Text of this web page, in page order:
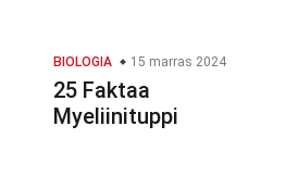
BIOLOGIA 15 marras 2024
25 Faktaa
Myeliinituppi